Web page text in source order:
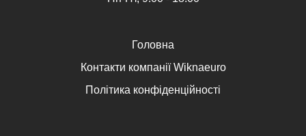
Головна
Контакти компанії Wiknaeuro
Політика конфіденційності